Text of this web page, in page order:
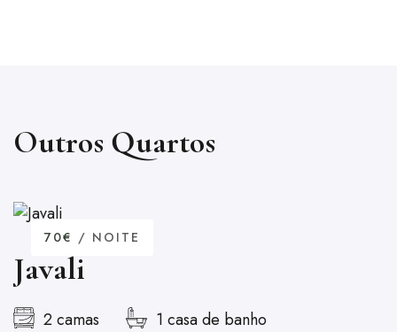
Outros Quartos
70€ / NOITE
Javali
2 camas 1 casa de banho